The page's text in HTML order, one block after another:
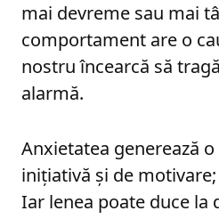
mai devreme sau mai
comportament are o
nostru încearcă să
alarmă.
Anxietatea generează
inițiativă și de
Iar lenea poate duce la